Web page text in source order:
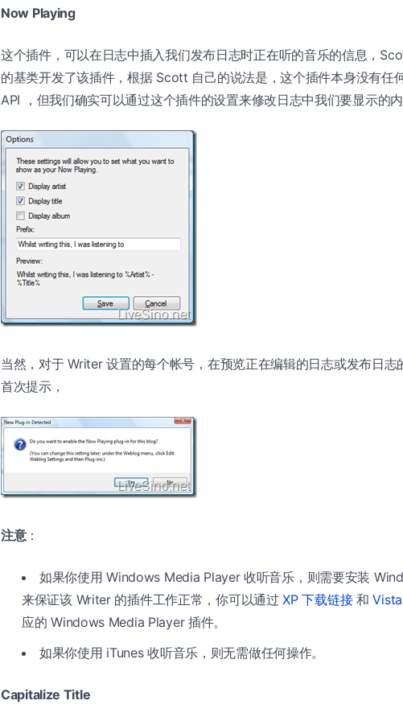
Now Playing
这个插件，可以在日志中插入我们发布日志时正在听的音乐的信息，
的基类开发了该插件，根据 Scott 自己的说法是，这个插件本身没有任
API ，但我们确实可以通过这个插件的设置来修改日志中我们要显示的
当然，对于 Writer 设置的每个帐号，在预览正在编辑的日志或发布日
首次提示，
注意：
如果你使用 Windows Media Player 收听音乐，则需要安装
来保证该 Writer 的插件工作正常，你可以通过XP 下载链接和
应的 Windows Media Player 插件。
如果你使用 iTunes 收听音乐，则无需做任何操作。
Capitalize Title